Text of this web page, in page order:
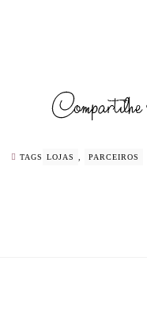
TAGS LOJAS , PARCEIROS